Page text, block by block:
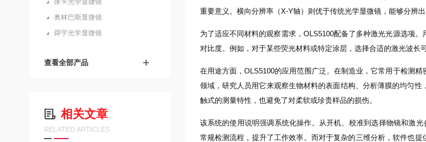
奥林巴斯显微镜
舜宇光学显微镜
查看全部产品
相关文章
RELATED ARTICLES
重要意义。横向分辨率（X-Y轴）则优于传统光学显微镜，能够分辨出
为了适应不同材料的观察需求，OLS5100配备了多种激光光源选项
对比度。例如，对于某些荧光材料或特定涂层，选择合适的激光波长
在用途方面，OLS5100的应用范围广泛。在制造业，它常用于检测
领域，研究人员用它来观察生物材料的表面结构、分析薄膜的均匀
触式的测量特性，也避免了对柔软或珍贵样品的损伤。
该系统的使用说明强调系统化操作。从开机、校准到选择物镜和激
常规检测流程，提升了工作效率。而对于复杂的三维分析，软件也